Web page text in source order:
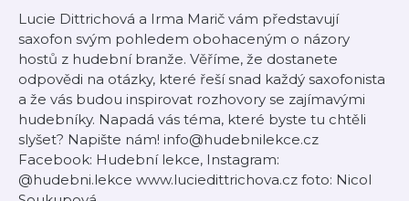
Lucie Dittrichová a Irma Marič vám představují
saxofon svým pohledem obohaceným o názory
hostů z hudební branže. Věříme, že dostanete
odpovědi na otázky, které řeší snad každý saxofonista
a že vás budou inspirovat rozhovory se zajímavými
hudebníky. Napadá vás téma, které byste tu chtěli
slyšet? Napište nám! info@hudebnilekce.cz
Facebook: Hudební lekce, Instagram:
@hudebni.lekce www.luciedittrichova.cz foto: Nicol